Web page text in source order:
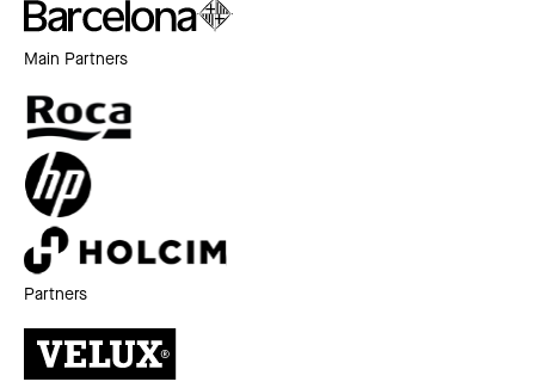
Main Partners
Partners